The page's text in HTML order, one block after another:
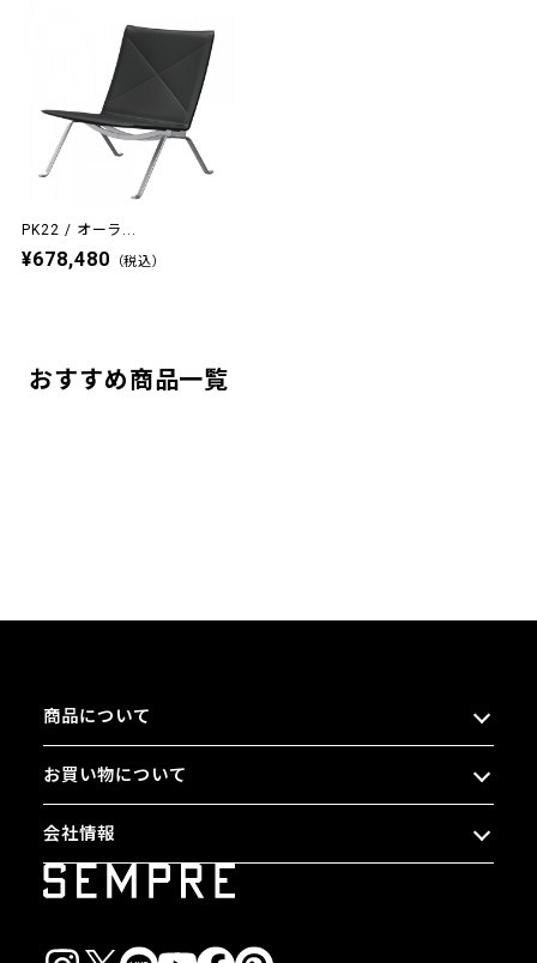
PK22 / オーラ...
¥678,480 （税込）
おすすめ商品一覧
商品について
お買い物について
会社情報